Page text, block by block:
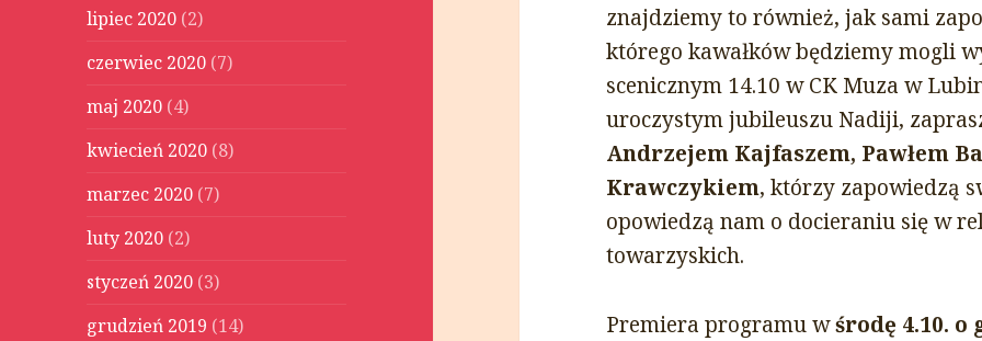
lipiec 2020 (2)
czerwiec 2020 (7)
maj 2020 (4)
kwiecień 2020 (8)
marzec 2020 (7)
luty 2020 (2)
styczeń 2020 (3)
grudzień 2019 (14)
znajdziemy to również, jak sami
którego kawałków będziemy mogli
scenicznym 14.10 w CK Muza w
uroczystym jubileuszu Nadiji,
Andrzejem Kajfaszem, Pawłem
Krawczykiem, którzy zapowiedzą
opowiedzą nam o docieraniu się w
towarzyskich.
Premiera programu wśrodę 4.10. o